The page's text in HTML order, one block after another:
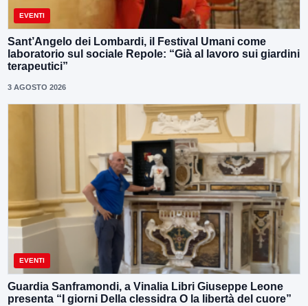
EVENTI
Sant’Angelo dei Lombardi, il Festival Umani come
laboratorio sul sociale Repole: “Già al lavoro sui giardini
terapeutici”
3 AGOSTO 2026
EVENTI
Guardia Sanframondi, a Vinalia Libri Giuseppe Leone
presenta “I giorni Della clessidra O la libertà del cuore”